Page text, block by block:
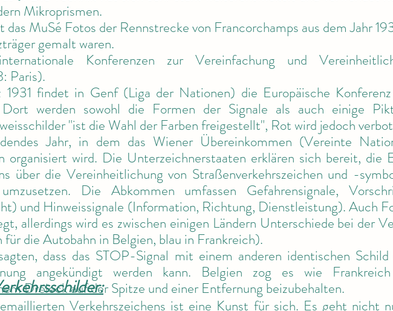
Mikroprismen.
MuSé Fotos der Rennstrecke von Francorchamps aus dem Jahr
gemalt waren.
Konferenzen zur Vereinfachung und
Paris).
findet in Genf (Liga der Nationen) die Europäische
werden sowohl die Formen der Signale als auch einige
"ist die Wahl der Farben freigestellt", Rot wird jedoch
Jahr, in dem das Wiener Übereinkommen (Vereinte
organisiert wird. Die Unterzeichnerstaaten erklären sich bereit, die
über die Vereinheitlichung von Straßenverkehrszeichen und -
Die Abkommen umfassen Gefahrensignale,
und Hinweissignale (Information, Richtung, Dienstleistung). Auch
allerdings wird es zwischen einigen Ländern Unterschiede bei der
für die Autobahn in Belgien, blau in Frankreich).
dass das STOP-Signal mit einem anderen identischen
angekündigt werden kann. Belgien zog es wie
Dreieck auf der Spitze und einer Entfernung beizubehalten.
Verkehrszeichens ist eine Kunst für sich. Es geht nicht